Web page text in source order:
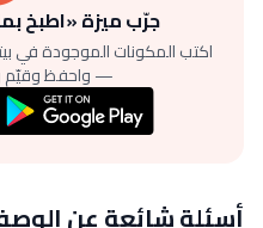
جرّب ميزة «اطبخ
اكتب المكونات الموجودة في
— واحفظ وقيّم
أسئلة شائعة عن